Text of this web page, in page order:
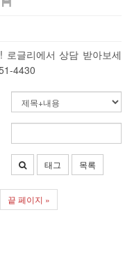
글리에서 상담 받아보세
4430
태그 목록
끝 페이지 »